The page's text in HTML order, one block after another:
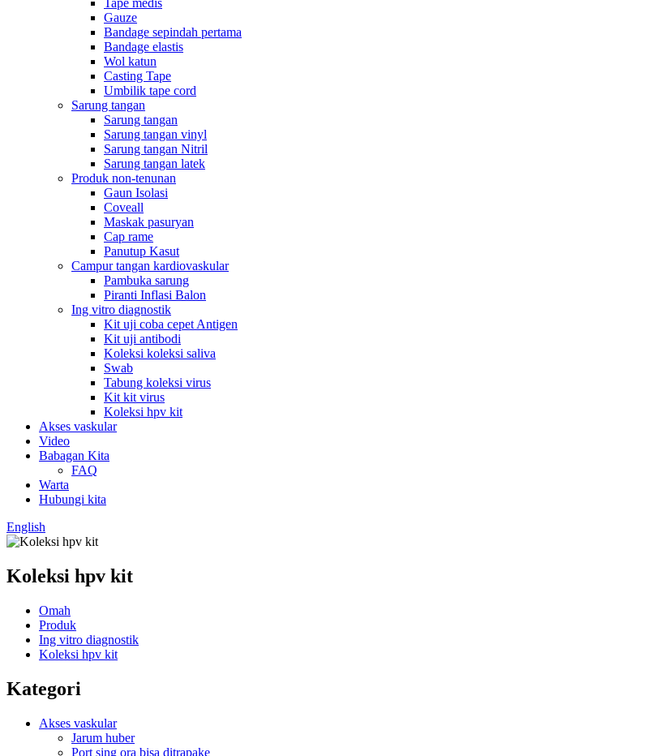
Tape medis
Gauze
Bandage sepindah pertama
Bandage elastis
Wol katun
Casting Tape
Umbilik tape cord
Sarung tangan
Sarung tangan
Sarung tangan vinyl
Sarung tangan Nitril
Sarung tangan latek
Produk non-tenunan
Gaun Isolasi
Coveall
Maskak pasuryan
Cap rame
Panutup Kasut
Campur tangan kardiovaskular
Pambuka sarung
Piranti Inflasi Balon
Ing vitro diagnostik
Kit uji coba cepet Antigen
Kit uji antibodi
Koleksi koleksi saliva
Swab
Tabung koleksi virus
Kit kit virus
Koleksi hpv kit
Akses vaskular
Video
Babagan Kita
FAQ
Warta
Hubungi kita
English
Koleksi hpv kit
Omah
Produk
Ing vitro diagnostik
Koleksi hpv kit
Kategori
Akses vaskular
Jarum huber
Port sing ora bisa ditrapake